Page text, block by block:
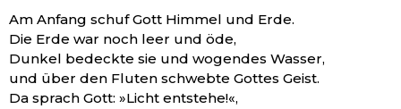
Am Anfang schuf Gott Himmel und Erde.
Die Erde war noch leer und öde,
Dunkel bedeckte sie und wogendes Wasser,
und über den Fluten schwebte Gottes Geist.
Da sprach Gott: »Licht entstehe!«,